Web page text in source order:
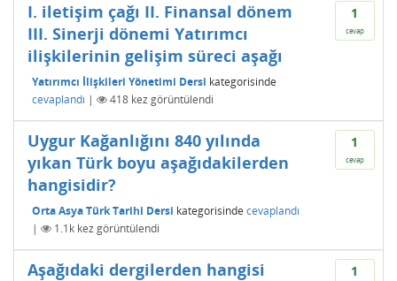
1
cevap
I. iletişim çağı II. Finansal dönem
III. Sinerji dönemi Yatırımcı
ilişkilerinin gelişim süreci aşağı
Yatırımcı İlişkileri Yönetimi Dersi kategorisinde
cevaplandı | 418 kez görüntülendi
1
cevap
Uygur Kağanlığını 840 yılında
yıkan Türk boyu aşağıdakilerden
hangisidir?
Orta Asya Türk Tarihi Dersi kategorisinde cevaplandı
|
1.1k kez görüntülendi
1
Aşağıdaki dergilerden hangisi